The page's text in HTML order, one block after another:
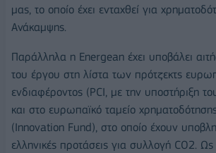
μας, το οποίο έχει ενταχθεί για
Ανάκαμψης.
Παράλληλα η Energean έχει υποβάλει
του έργου στη λίστα των πρότζεκτς
ενδιαφέροντος (PCI, με την υποστήριξη
και στο ευρωπαϊκό ταμείο
(Innovation Fund), στο οποίο έχουν
ελληνικές προτάσεις για συλλογή CO2.